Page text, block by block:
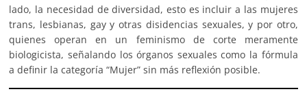
lado, la necesidad de diversidad, esto es incluir a las mujeres
trans, lesbianas, gay y otras disidencias sexuales, y por otro,
quienes operan en un feminismo de corte meramente
biologicista, señalando los órganos sexuales como la fórmula
a definir la categoría “Mujer” sin más reflexión posible.